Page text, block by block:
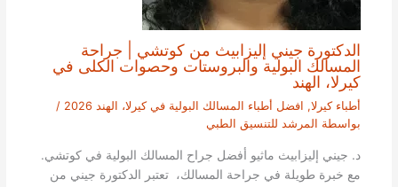
الدكتورة جيني إليزابيث من كوتشي | جراحة
المسالك البولية والبروستات وحصوات الكلى في
كيرلا، الهند
أطباء كيرلا, افضل أطباء المسالك البولية في كيرلا، الهند 2026
/
بواسطة المرشد للتنسيق الطبي
د. جيني إليزابيث ماثيو أفضل جراح المسالك البولية في كوتشي.
مع خبرة طويلة في جراحة المسالك، تعتبر الدكتورة جيني من